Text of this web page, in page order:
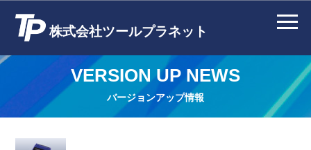
株式会社ツールプラネット
VERSION UP NEWS
バージョンアップ情報